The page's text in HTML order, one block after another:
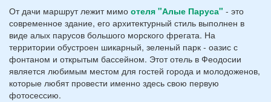
От дачи маршрут лежит мимо отеля "Алые Паруса" - это
современное здание, его архитектурный стиль выполнен в
виде алых парусов большого морского фрегата. На
территории обустроен шикарный, зеленый парк - оазис с
фонтаном и открытым бассейном. Этот отель в Феодосии
является любимым местом для гостей города и молодоженов,
которые любят провести именно здесь свою первую
фотосессию.